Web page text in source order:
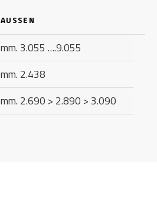
AUSSEN
mm. 3.055 ….9.055
mm. 2.438
mm. 2.690 > 2.890 > 3.090